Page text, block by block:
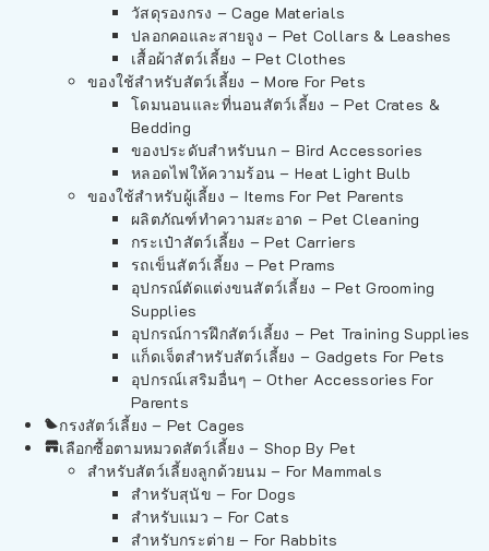
วัสดุรองกรง – Cage Materials
ปลอกคอและสายจูง – Pet Collars & Leashes
เสื้อผ้าสัตว์เลี้ยง – Pet Clothes
ของใช้สำหรับสัตว์เลี้ยง – More For Pets
โดมนอนและที่นอนสัตว์เลี้ยง – Pet Crates &
Bedding
ของประดับสำหรับนก – Bird Accessories
หลอดไฟให้ความร้อน – Heat Light Bulb
ของใช้สำหรับผู้เลี้ยง – Items For Pet Parents
ผลิตภัณฑ์ทำความสะอาด – Pet Cleaning
กระเป๋าสัตว์เลี้ยง – Pet Carriers
รถเข็นสัตว์เลี้ยง – Pet Prams
อุปกรณ์ตัดแต่งขนสัตว์เลี้ยง – Pet Grooming
Supplies
อุปกรณ์การฝึกสัตว์เลี้ยง – Pet Training Supplies
แก็ดเจ็ตสำหรับสัตว์เลี้ยง – Gadgets For Pets
อุปกรณ์เสริมอื่นๆ – Other Accessories For
Parents
กรงสัตว์เลี้ยง – Pet Cages
เลือกซื้อตามหมวดสัตว์เลี้ยง – Shop By Pet
สำหรับสัตว์เลี้ยงลูกด้วยนม – For Mammals
สำหรับสุนัข – For Dogs
สำหรับแมว – For Cats
สำหรับกระต่าย – For Rabbits